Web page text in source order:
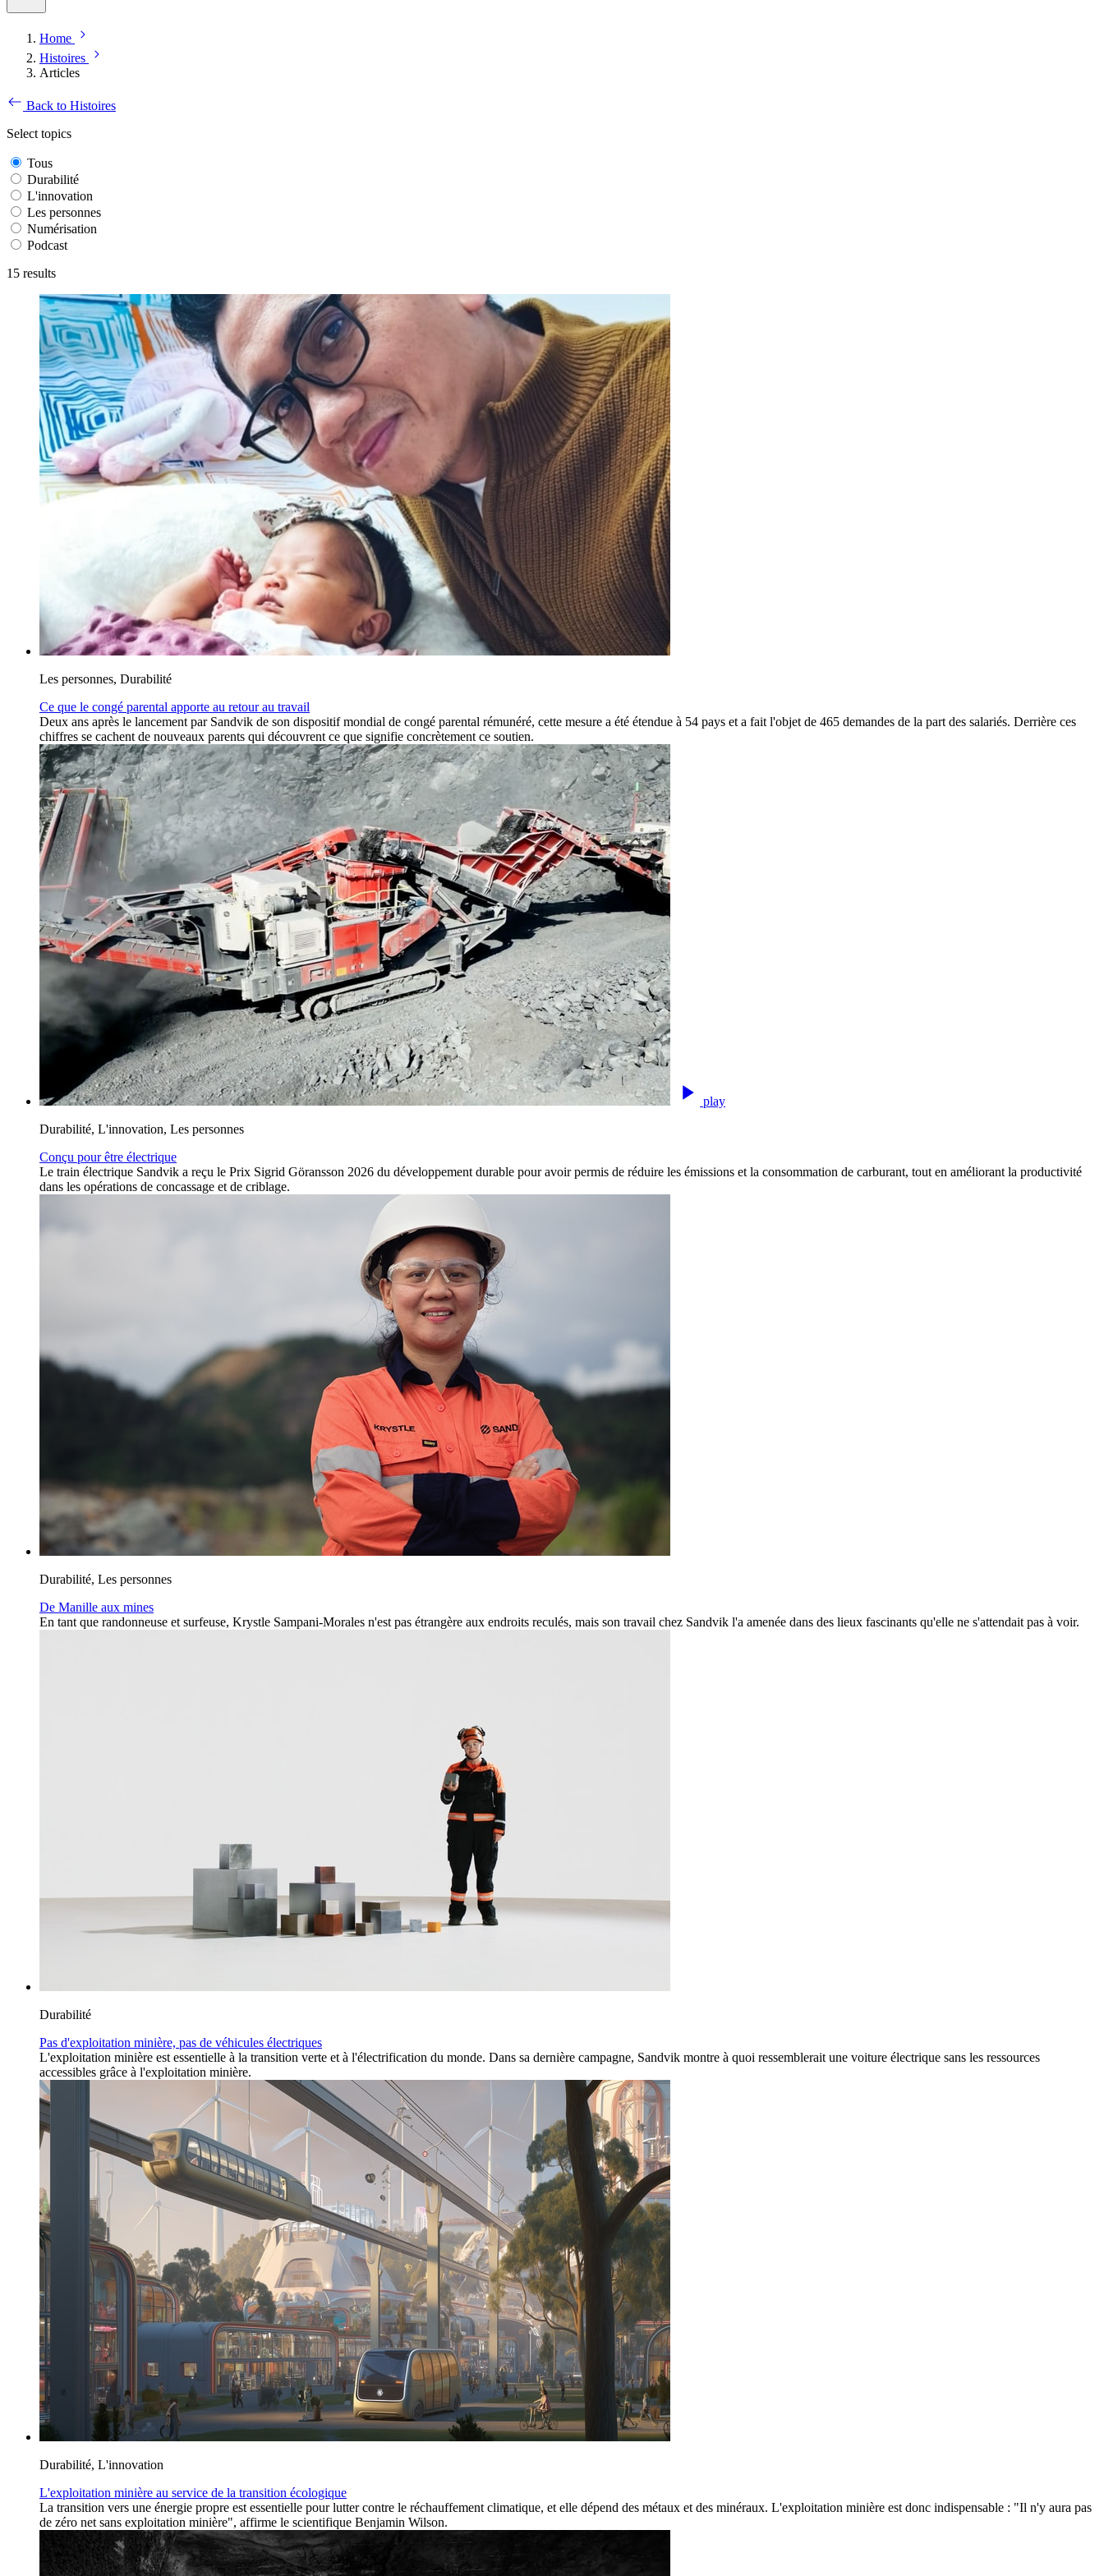
Home
Histoires
Articles
Back to Histoires
Select topics
Tous
Durabilité
L'innovation
Les personnes
Numérisation
Podcast
15 results
Les personnes, Durabilité
Ce que le congé parental apporte au retour au travail
Deux ans après le lancement par Sandvik de son dispositif mondial de congé parental rémunéré, cette mesure a été étendue à 54 pays et a fait l'objet de 465 demandes de la part des salariés. Derrière ces
chiffres se cachent de nouveaux parents qui découvrent ce que signifie concrètement ce soutien.
play
Durabilité, L'innovation, Les personnes
Conçu pour être électrique
Le train électrique Sandvik a reçu le Prix Sigrid Göransson 2026 du développement durable pour avoir permis de réduire les émissions et la consommation de carburant, tout en améliorant la productivité
dans les opérations de concassage et de criblage.
Durabilité, Les personnes
De Manille aux mines
En tant que randonneuse et surfeuse, Krystle Sampani-Morales n'est pas étrangère aux endroits reculés, mais son travail chez Sandvik l'a amenée dans des lieux fascinants qu'elle ne s'attendait pas à voir.
Durabilité
Pas d'exploitation minière, pas de véhicules électriques
L'exploitation minière est essentielle à la transition verte et à l'électrification du monde. Dans sa dernière campagne, Sandvik montre à quoi ressemblerait une voiture électrique sans les ressources
accessibles grâce à l'exploitation minière.
Durabilité, L'innovation
L'exploitation minière au service de la transition écologique
La transition vers une énergie propre est essentielle pour lutter contre le réchauffement climatique, et elle dépend des métaux et des minéraux. L'exploitation minière est donc indispensable : "Il n'y aura pas
de zéro net sans exploitation minière", affirme le scientifique Benjamin Wilson.